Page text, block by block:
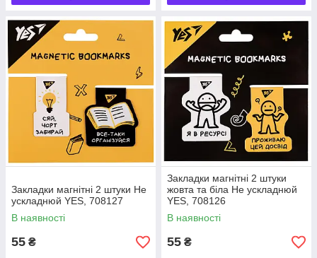
Закладки магнітні 2 штуки Не
ускладнюй YES, 708127
В наявності
55 ₴
Закладки магнітні 2 штуки
жовта та біла Не ускладнюй
YES, 708126
В наявності
55 ₴